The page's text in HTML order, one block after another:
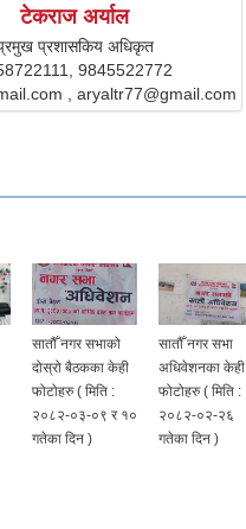
टेकराज अर्याल
प्रशासकिय अधिकृत
9845522772
, aryaltr77@gmail.com
सातौँ नगर सभा
अधिवेशनका केही
फोटोहरु ( मिति :
२०८२-०२-२६
गतेका दिन )
वडा कार्यालय भवन
निर्माणको अनुगमन
पाटन ६, बैतडी